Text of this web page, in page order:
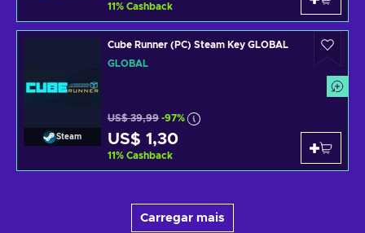
11% Cashback
Steam
Cube Runner (PC) Steam Key GLOBAL
GLOBAL
US$ 39,99 -97%
US$ 1,30
11% Cashback
Carregar mais